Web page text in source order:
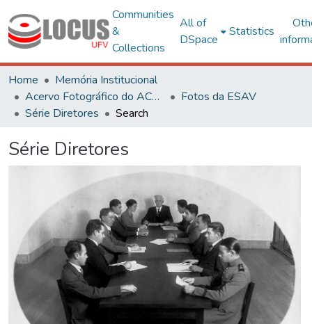
Communities
&
Collections
All of
DSpace
Statistics
Home
Memória Institucional
Acervo Fotográfico do ACH-UFV
Fotos da ESAV
Série Diretores
Search
Série Diretores